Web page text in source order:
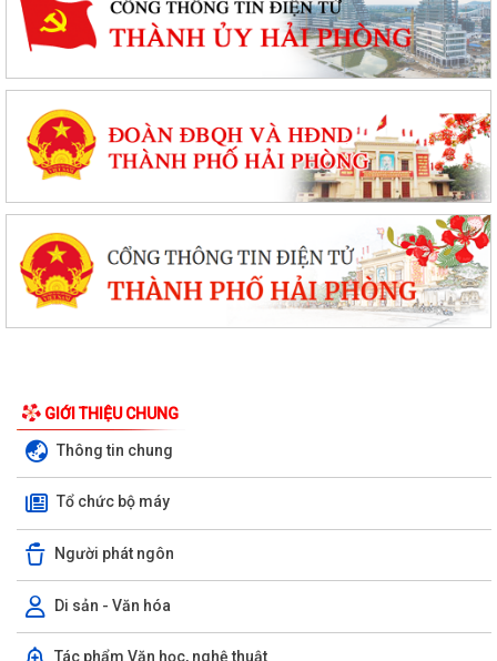
GIỚI THIỆU CHUNG
Thông tin chung
Tổ chức bộ máy
Người phát ngôn
Di sản - Văn hóa
Tác phẩm Văn học, nghệ thuật